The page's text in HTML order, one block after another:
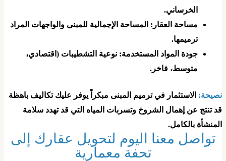
الخرساني.
​مساحة العقار: المساحة الإجمالية للمبنى والواجهات المراد
ترميمها.
​جودة المواد المستخدمة: نوعية التشطيبات (اقتصادي،
متوسط، فاخر.
الاستثمار في ترميم المبنى مبكراً يوفر عليك تكاليف باهظة
تنتج عن إهمال الشروخ وتسربات المياه التي قد تهدد سلامة
بالكامل.
​تواصل معنا اليوم لتحويل عقارك إلى
تحفة معمارية